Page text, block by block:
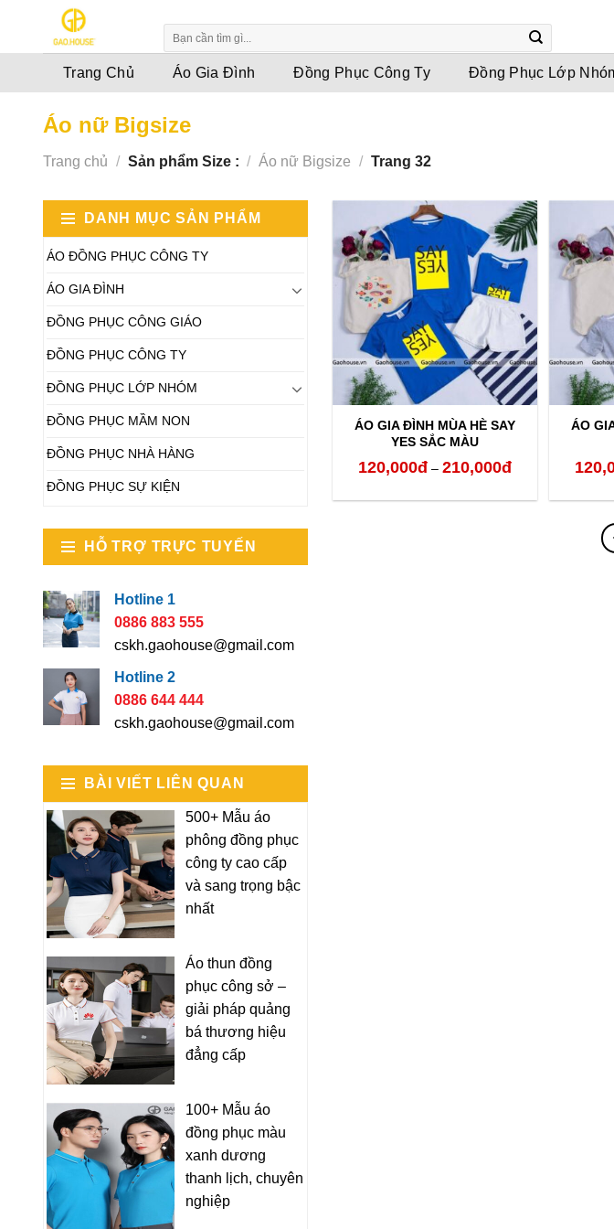
content
Trang Chủ Áo Gia Đình Đồng Phục Công Ty Đồng Phục Lớp
Áo nữ Bigsize
Trang chủ / Sản phẩm Size : / Áo nữ Bigsize / Trang 32
DANH MỤC SẢN PHẨM
ÁO ĐỒNG PHỤC CÔNG TY
ÁO GIA ĐÌNH
ĐỒNG PHỤC CÔNG GIÁO
ĐỒNG PHỤC CÔNG TY
ĐỒNG PHỤC LỚP NHÓM
ĐỒNG PHỤC MẦM NON
ĐỒNG PHỤC NHÀ HÀNG
ĐỒNG PHỤC SỰ KIỆN
HỖ TRỢ TRỰC TUYẾN
Hotline 1
0886 883 555
cskh.gaohouse@gmail.com
Hotline 2
0886 644 444
cskh.gaohouse@gmail.com
BÀI VIẾT LIÊN QUAN
500+ Mẫu áo
phông đồng phục
công ty cao cấp
và sang trọng bậc
nhất
Áo thun đồng
phục công sở –
giải pháp quảng
bá thương hiệu
đẳng cấp
100+ Mẫu áo
đồng phục màu
xanh dương
thanh lịch, chuyên
nghiệp
ÁO GIA ĐÌNH MÙA HÈ SAY
YES SẮC MÀU
120,000đ – 210,000đKhoảng
ÁO